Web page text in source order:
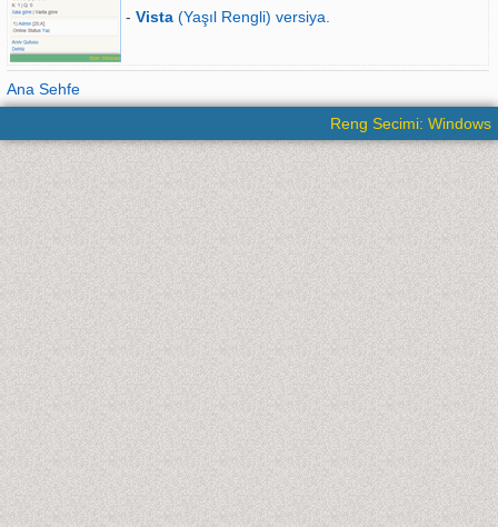
- Vista (Yaşıl Rengli) versiya.
Ana Sehfe
Reng Secimi: Windows